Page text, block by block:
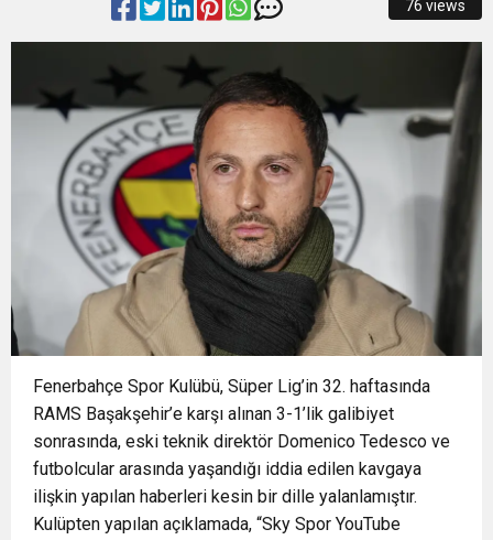
BÜYÜKŞEHİR HARMANCIK’TA DA YOLLARI
YENİLİYOR
15:55 FETİH COŞKUSU KELES’E TAŞINDI
15:55 Avrupa Drama Buluşmaları gençleri İzmir’de
15:52 Kaçak Bina Yıkımında Hayat Kurtaran
Müdahale
KELES’TE YOLLAR HEM YENİLENİYOR HEM
GENİŞLİYOR
76 views
Fenerbahçe Spor Kulübü, Süper Lig’in 32. haftasında
RAMS Başakşehir’e karşı alınan 3-1’lik galibiyet
sonrasında, eski teknik direktör Domenico Tedesco ve
futbolcular arasında yaşandığı iddia edilen kavgaya
ilişkin yapılan haberleri kesin bir dille yalanlamıştır.
Kulüpten yapılan açıklamada, “Sky Spor YouTube